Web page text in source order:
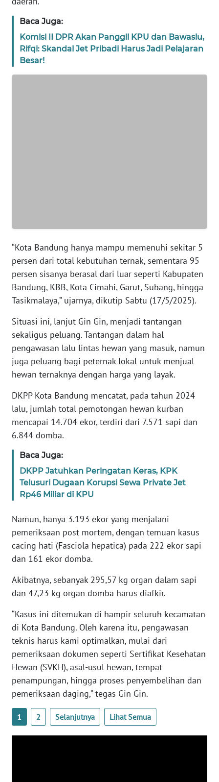
Baca Juga:
Komisi II DPR Akan Panggil KPU dan Bawaslu,
Rifqi: Skandal Jet Pribadi Harus Jadi Pelajaran
Besar!
“Kota Bandung hanya mampu memenuhi sekitar 5
persen dari total kebutuhan ternak, sementara 95
persen sisanya berasal dari luar seperti Kabupaten
Bandung, KBB, Kota Cimahi, Garut, Subang, hingga
Tasikmalaya,” ujarnya, dikutip Sabtu (17/5/2025).
Situasi ini, lanjut Gin Gin, menjadi tantangan
sekaligus peluang. Tantangan dalam hal
pengawasan lalu lintas hewan yang masuk, namun
juga peluang bagi peternak lokal untuk menjual
hewan ternaknya dengan harga yang layak.
DKPP Kota Bandung mencatat, pada tahun 2024
lalu, jumlah total pemotongan hewan kurban
mencapai 14.704 ekor, terdiri dari 7.571 sapi dan
6.844 domba.
Baca Juga:
DKPP Jatuhkan Peringatan Keras, KPK
Telusuri Dugaan Korupsi Sewa Private Jet
Rp46 Miliar di KPU
Namun, hanya 3.193 ekor yang menjalani
pemeriksaan post mortem, dengan temuan kasus
cacing hati (Fasciola hepatica) pada 222 ekor sapi
dan 161 ekor domba.
Akibatnya, sebanyak 295,57 kg organ dalam sapi
dan 47,23 kg organ domba harus diafkir.
“Kasus ini ditemukan di hampir seluruh kecamatan
di Kota Bandung. Oleh karena itu, pengawasan
teknis harus kami optimalkan, mulai dari
pemeriksaan dokumen seperti Sertifikat Kesehatan
Hewan (SVKH), asal-usul hewan, tempat
penampungan, hingga proses penyembelihan dan
pemeriksaan daging,” tegas Gin Gin.
1 2 Selanjutnya Lihat Semua
REDAKSI
DISCLAIMER
BANTEN
WN
NTT
KEPRI
PAPUA
WN
PAPUA
BARAT
WN
RIAU
SERAMBI
WN
WN
SULTRA
NTB
SULTENG
WN
SULBAR
WN
BABEL
WN
SUMBAR